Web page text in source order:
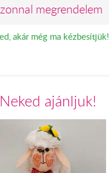
megrendelem
akár még ma kézbesítjük!
Neked ajánljuk!